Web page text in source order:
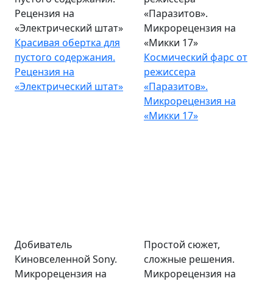
Рецензия на
«Электрический штат»
Красивая обертка для
пустого содержания.
Рецензия на
«Электрический штат»
«Паразитов».
Микрорецензия на
«Микки 17»
Космический фарс от
режиссера
«Паразитов».
Микрорецензия на
«Микки 17»
Добиватель
Киновселенной Sony.
Микрорецензия на
Простой сюжет,
сложные решения.
Микрорецензия на